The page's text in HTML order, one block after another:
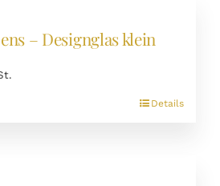
– Designglas klein
Details